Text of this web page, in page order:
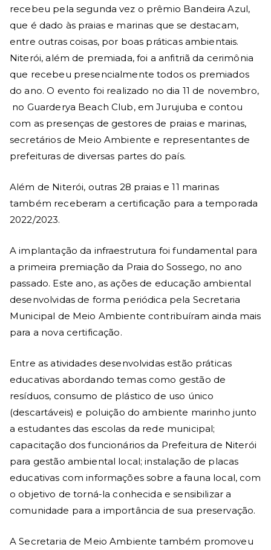
e
Ni
te
ró
i
recebeu pela segunda vez o prêmio Bandeira Azul,
que é dado às praias e marinas que se destacam,
entre outras coisas, por boas práticas ambientais.
Niterói, além de premiada, foi a anfitriã da cerimônia
que recebeu presencialmente todos os premiados
do ano. O evento foi realizado no dia 11 de novembro,
no Guarderya Beach Club, em Jurujuba e contou
com as presenças de gestores de praias e marinas,
secretários de Meio Ambiente e representantes de
prefeituras de diversas partes do país.
Além de Niterói, outras 28 praias e 11 marinas
também receberam a certificação para a temporada
2022/2023.
A implantação da infraestrutura foi fundamental para
a primeira premiação da Praia do Sossego, no ano
passado. Este ano, as ações de educação ambiental
desenvolvidas de forma periódica pela Secretaria
Municipal de Meio Ambiente contribuíram ainda mais
para a nova certificação.
Entre as atividades desenvolvidas estão práticas
educativas abordando temas como gestão de
resíduos, consumo de plástico de uso único
(descartáveis) e poluição do ambiente marinho junto
a estudantes das escolas da rede municipal;
capacitação dos funcionários da Prefeitura de Niterói
para gestão ambiental local; instalação de placas
educativas com informações sobre a fauna local, com
o objetivo de torná-la conhecida e sensibilizar a
comunidade para a importância de sua preservação.
A Secretaria de Meio Ambiente também promoveu